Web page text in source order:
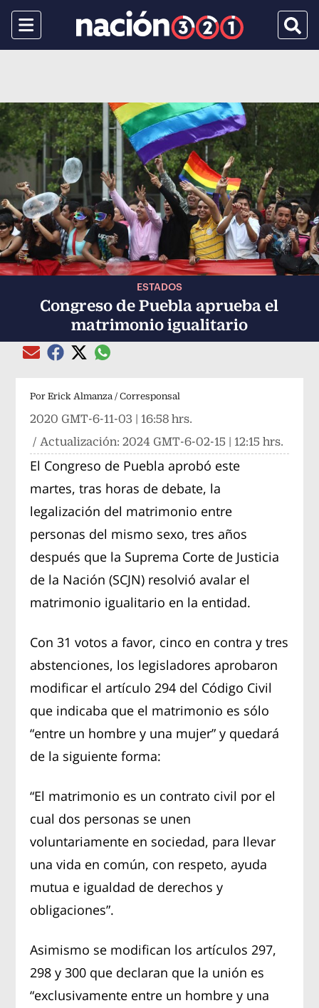
Menu
ESTADOS
Congreso de Puebla aprueba el
matrimonio igualitario
Compartir el artículo actual mediante Email
Compartir el artículo actual mediante Facebook
Compartir el artículo actual mediante Twitter
Compartir el artículo actual mediante
Por Erick Almanza / Corresponsal
2020 GMT-6-11-03 | 16:58 hrs.
/ Actualización:2024 GMT-6-02-15 | 12:15 hrs.
El Congreso de Puebla aprobó este
martes, tras horas de debate, la
legalización del matrimonio entre
personas del mismo sexo, tres años
después que la Suprema Corte de Justicia
de la Nación (SCJN) resolvió avalar el
matrimonio igualitario en la entidad.
Con 31 votos a favor, cinco en contra y tres
abstenciones, los legisladores aprobaron
modificar el artículo 294 del Código Civil
que indicaba que el matrimonio es sólo
“entre un hombre y una mujer” y quedará
de la siguiente forma:
“El matrimonio es un contrato civil por el
cual dos personas se unen
voluntariamente en sociedad, para llevar
una vida en común, con respeto, ayuda
mutua e igualdad de derechos y
obligaciones”.
Asimismo se modifican los artículos 297,
298 y 300 que declaran que la unión es
“exclusivamente entre un hombre y una